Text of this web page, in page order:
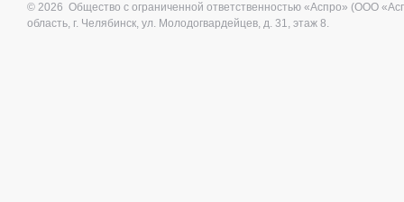
© 2026 Общество с ограниченной ответственностью «Аспро» (ООО
область, г. Челябинск, ул. Молодогвардейцев, д. 31, этаж 8.